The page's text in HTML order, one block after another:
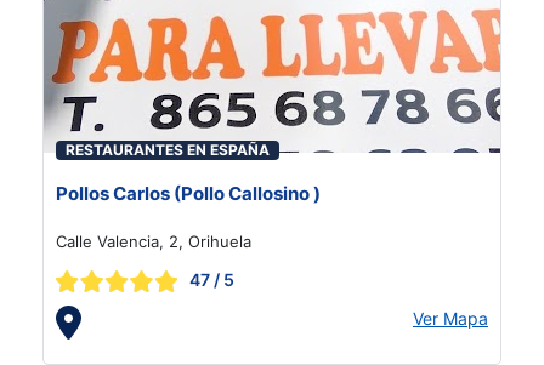
RESTAURANTES EN ESPAÑA
Pollos Carlos (Pollo Callosino )
Calle Valencia, 2, Orihuela
47 / 5
Ver Mapa